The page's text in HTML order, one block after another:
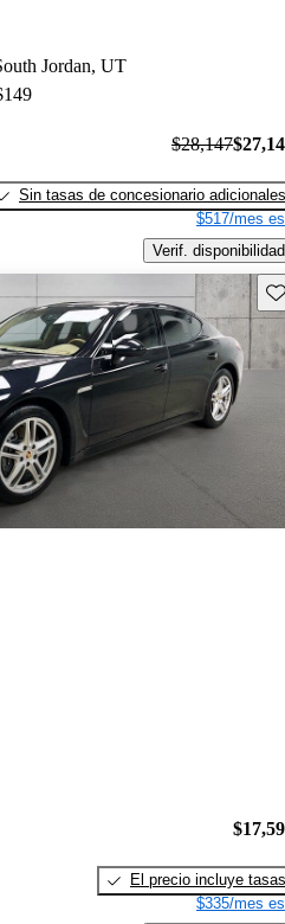
Jordan, UT
$28,147
Sin tasas de concesionario adicionales
$517/mes
Verif. disponibilidad
El precio incluye tasas
$335/mes